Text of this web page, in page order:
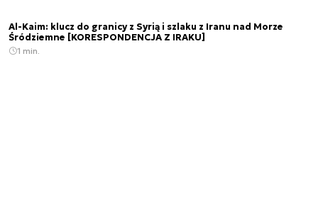
Al-Kaim: klucz do granicy z Syrią i szlaku z Iranu nad Morze
Śródziemne [KORESPONDENCJA Z IRAKU]
1 min.